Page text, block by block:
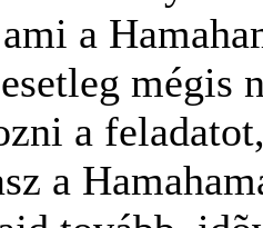
a
mégis
a
a